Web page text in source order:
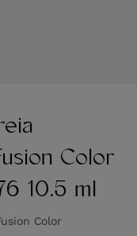
Color
10.5 ml
Color